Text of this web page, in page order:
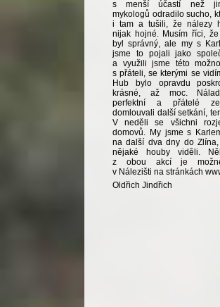
s menší účastí než
mykologů odradilo sucho,
i tam a tušili, že nálezy
nijak hojné. Musím říci,
byl správný, ale my s
jsme to pojali jako
a využili jsme této
s přáteli, se kterými se
Hub bylo opravdu
krásné, až moc.
perfektní a přátelé ze
domlouvali další setkání,
V neděli se všichni
domovů. My jsme s
na další dva dny do
nějaké houby viděli.
z obou akcí je
v Nálezišti na stránkách
Oldřich Jindřich